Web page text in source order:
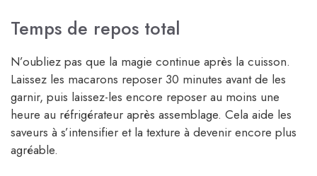
Temps de repos total
N’oubliez pas que la magie continue après la cuisson.
Laissez les macarons reposer 30 minutes avant de les
garnir, puis laissez-les encore reposer au moins une
heure au réfrigérateur après assemblage. Cela aide les
saveurs à s’intensifier et la texture à devenir encore plus
agréable.